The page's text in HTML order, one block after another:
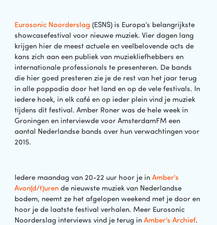
Eurosonic Noorderslag (ESNS) is Europa’s belangrijkste
showcasefestival voor nieuwe muziek. Vier dagen lang
krijgen hier de meest actuele en veelbelovende acts de
kans zich aan een publiek van muziekliefhebbers en
internationale professionals te presenteren. De bands
die hier goed presteren zie je de rest van het jaar terug
in alle poppodia door het land en op de vele festivals. In
iedere hoek, in elk café en op ieder plein vind je muziek
tijdens dit festival. Amber Roner was de hele week in
Groningen en interviewde voor AmsterdamFM een
aantal Nederlandse bands over hun verwachtingen voor
2015.
Iedere maandag van 20-22 uur hoor je in Amber's
Avon(d/t)uren de nieuwste muziek van Nederlandse
bodem, neemt ze het afgelopen weekend met je door en
hoor je de laatste festival verhalen. Meer Eurosonic
Noorderslag interviews vind je terug in Amber's Archief.